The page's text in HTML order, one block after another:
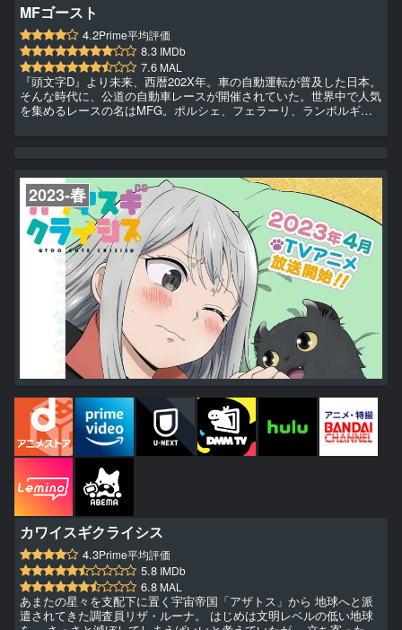
MFゴースト
4.2Prime平均評価
8.3 IMDb
7.6 MAL
『頭文字D』より未来、西暦202X年。車の自動運転が普及した日本。
そんな時代に、公道の自動車レースが開催されていた。世界中で人気
を集めるレースの名はMFG。ポルシェ、フェラーリ、ランボルギー
ーシングスクールを卒業したドライバー、片桐夏向（カナタ・リヴィ
2023-春
カワイスギクライシス
4.3Prime平均評価
5.8 IMDb
6.8 MAL
あまたの星々を支配下に置く宇宙帝国「アザトス」から 地球へと派
遣されてきた調査員リザ・ルーナ。 はじめは文明レベルの低い地球